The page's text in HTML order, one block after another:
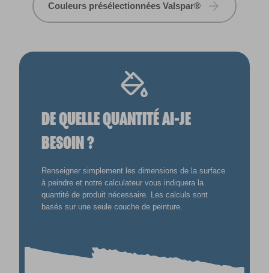
Couleurs présélectionnées Valspar®
DE QUELLE QUANTITÉ AI-JE
BESOIN ?
Renseigner simplement les dimensions de la surface
à peindre et notre calculateur vous indiquera la
quantité de produit nécessaire. Les calculs sont
basés sur une seule couche de peinture.